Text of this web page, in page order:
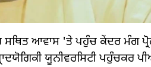
ਆਵਾਸ 'ਤੇ ਪਹੁੰਚ ਕੇਂਦਰ ਮੰਗ
ਯੂਨੀਵਰਸਿਟੀ ਪਹੁੰਚਕਰ